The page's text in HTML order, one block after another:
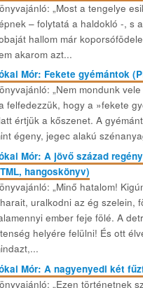
„Most a tengelye
– folytatá a haldokló -, s
hallom már
akarom azt...
Mór: Fekete gyémántok
„Nem mondunk
felfedezzük, hogy a »fekete
értjük a kőszenet. A
égeny, jegec alakú
Mór: A jövő század
hangoskönyv)
„Minő hatalom!
uralkodni az ég szelein,
ember feje fölé. A
helyére felülni! És ott
Mór: A nagyenyedi két
„Ezen történetnek